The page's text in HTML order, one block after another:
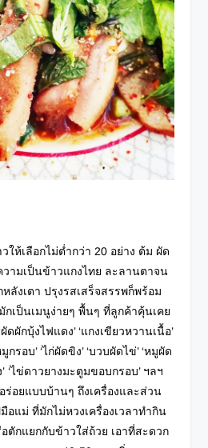
อกไม่ต่ำกว่า 20 อย่าง ต้ม ผัด
วามเป็นข้าวแกงไทย ละลานตาจน
ลังเตา ปรุงรสเสร็จสรรพก็พร้อม
เป็นเมนูง่ายๆ พื้นๆ ที่ลูกค้าคุ้นเคย
ดผักบุ้งไฟแดง’ ‘แกงเขียวหวานเนื้อ’
กรอบ’ ‘ไก่ผัดขิง’ ‘บวบผัดไข่’ ‘หมูผัด
‘ไข่ดาวยางมะตูมขอบกรอบ’ ฯลฯ
ร่อยแบบบ้านๆ ถึงเครื่องและส่วน
อแม่ ที่มักไม่หวงเครื่องเวลาทำกิน
ตักแยกกับข้าวใส่ถ้วย เอาที่สะดวก